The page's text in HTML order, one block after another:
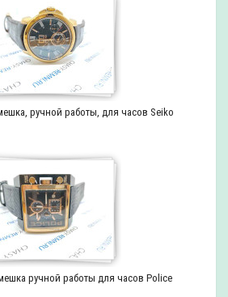
ручной работы, для часов Seiko
ручной работы для часов Police